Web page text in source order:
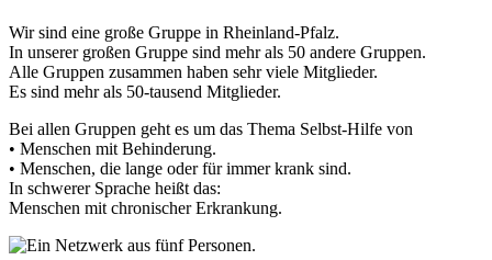
Wir sind eine große Gruppe in Rheinland-Pfalz.
In unserer großen Gruppe sind mehr als 50 andere Gruppen.
Alle Gruppen zusammen haben sehr viele Mitglieder.
Es sind mehr als 50-tausend Mitglieder.
Bei allen Gruppen geht es um das Thema Selbst-Hilfe von
• Menschen mit Behinderung.
• Menschen, die lange oder für immer krank sind.
In schwerer Sprache heißt das:
Menschen mit chronischer Erkrankung.